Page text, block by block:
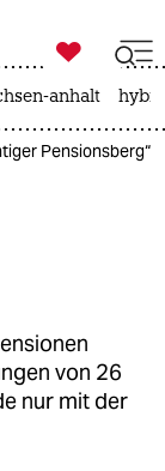

taz zahl ich
anhalt
Pensionsberg“
von 26
nur mit der